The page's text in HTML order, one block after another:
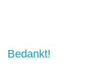
Bedankt!